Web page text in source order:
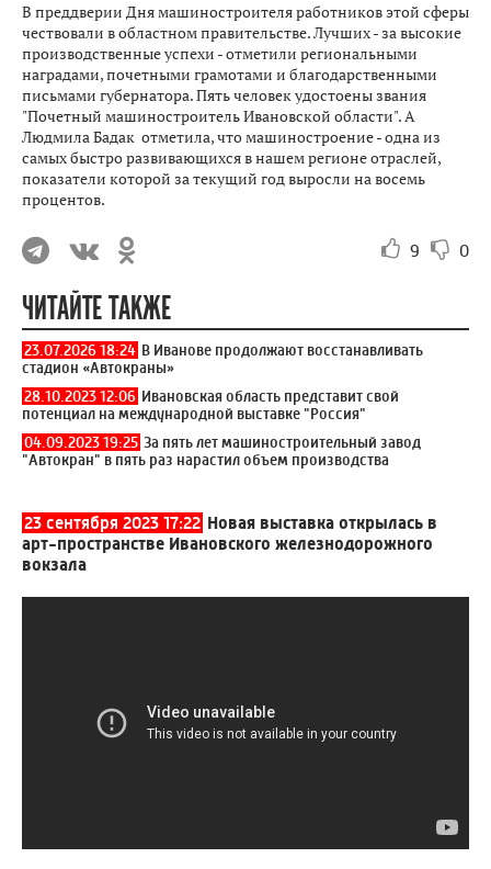
В преддверии Дня машиностроителя работников этой сферы
чествовали в областном правительстве. Лучших - за высокие
производственные успехи - отметили региональными
наградами, почетными грамотами и благодарственными
письмами губернатора. Пять человек удостоены звания
"Почетный машиностроитель Ивановской области". А
Людмила Бадак отметила, что машиностроение - одна из
самых быстро развивающихся в нашем регионе отраслей,
показатели которой за текущий год выросли на восемь
процентов.
9 0
ЧИТАЙТЕ ТАКЖЕ
23.07.2026 18:24 В Иванове продолжают восстанавливать
стадион «Автокраны»
28.10.2023 12:06 Ивановская область представит свой
потенциал на международной выставке "Россия"
04.09.2023 19:25 За пять лет машиностроительный завод
"Автокран" в пять раз нарастил объем производства
23 сентября 2023 17:22 Новая выставка открылась в
арт-пространстве Ивановского железнодорожного
вокзала